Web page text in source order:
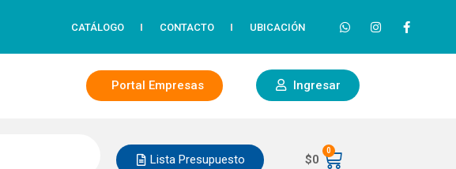
CATÁLOGO CONTACTO UBICACIÓN
Portal Empresas Ingresar
Lista Presupuesto $0
0